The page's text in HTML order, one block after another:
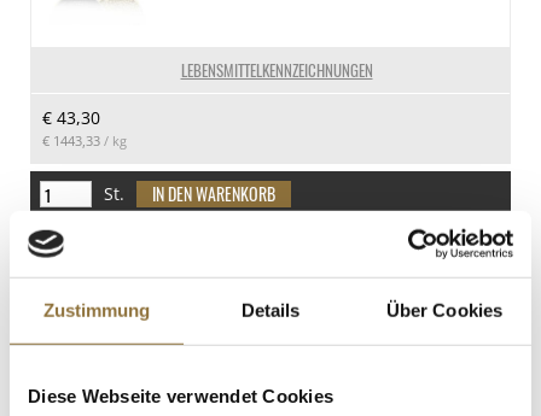
Zustimmung Details Über Cookies
Diese Webseite verwendet Cookies
2.2 g
Eiweiß
9.3 g
Salz
0.01 g
Enthalten
Milch
Spuren
Sojabohnen
Spuren
LEBENSMITTELKENNZEICHNUNGEN
€ 43,30
€ 1443,33 / kg
St.
Kohl Cuvée Bergapfelsaft + Ananas, 200
ml
Art.Nr.:62939